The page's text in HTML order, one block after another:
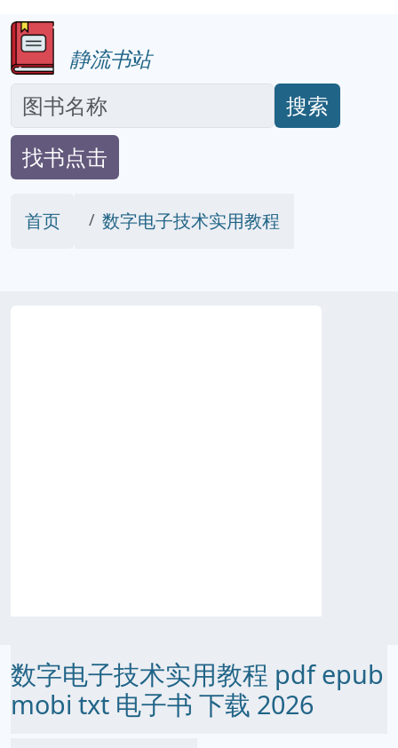
静流书站
搜索
找书点击
首页 数字电子技术实用教程
数字电子技术实用教程 pdf epub
mobi txt 电子书 下载 2026